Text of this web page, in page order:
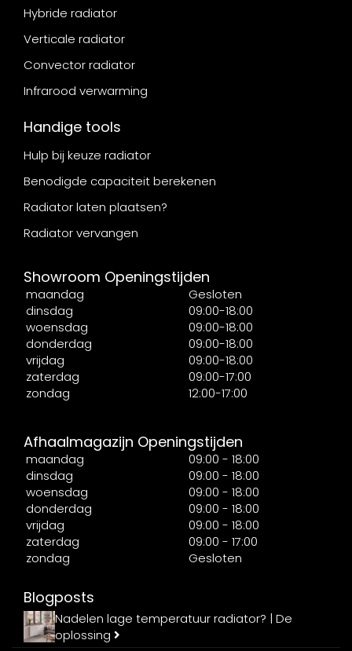
Hybride radiator
Verticale radiator
Convector radiator
Infrarood verwarming
Handige tools
Hulp bij keuze radiator
Benodigde capaciteit berekenen
Radiator laten plaatsen?
Radiator vervangen
Showroom Openingstijden
maandag
Gesloten
dinsdag
09:00-18:00
woensdag
09:00-18:00
donderdag
09:00-18:00
vrijdag
09:00-18:00
zaterdag
09:00-17:00
zondag
12:00-17:00
Afhaalmagazijn Openingstijden
maandag
09:00 - 18:00
dinsdag
09:00 - 18:00
woensdag
09:00 - 18:00
donderdag
09:00 - 18:00
vrijdag
09:00 - 18:00
zaterdag
09:00 - 17:00
zondag
Gesloten
Blogposts
Nadelen lage temperatuur radiator? | De
oplossing